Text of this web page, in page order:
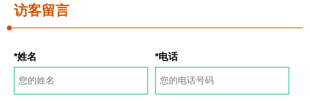
访客留言
*姓名 *电话